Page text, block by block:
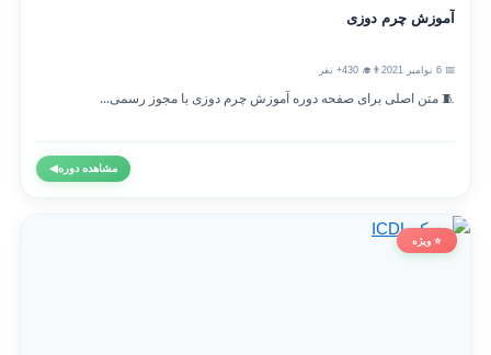
آموزش چرم دوزی
👨‍🎓 430+ نفر
🧵 متن اصلی برای صفحه دوره آموزش چرم دوزی با مجوز رسمی...
مشاهده دوره◀
⭐ ویژه